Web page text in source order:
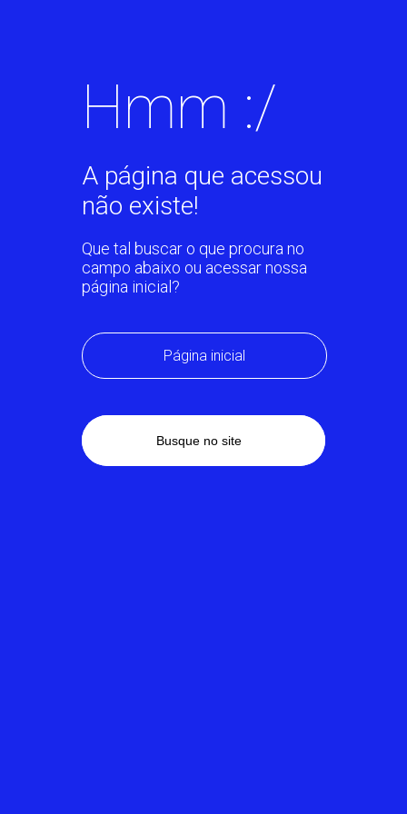
Hmm :/
A página que acessou
não existe!
Que tal buscar o que procura no
campo abaixo ou acessar nossa
página inicial?
Página inicial